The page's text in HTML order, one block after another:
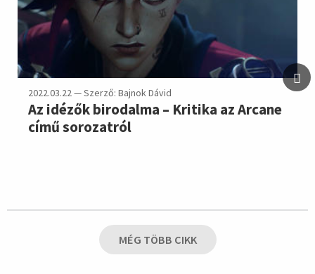
2022.03.22 — Szerző: Bajnok Dávid
Az idézők birodalma – Kritika az Arcane
című sorozatról
MÉG TÖBB CIKK